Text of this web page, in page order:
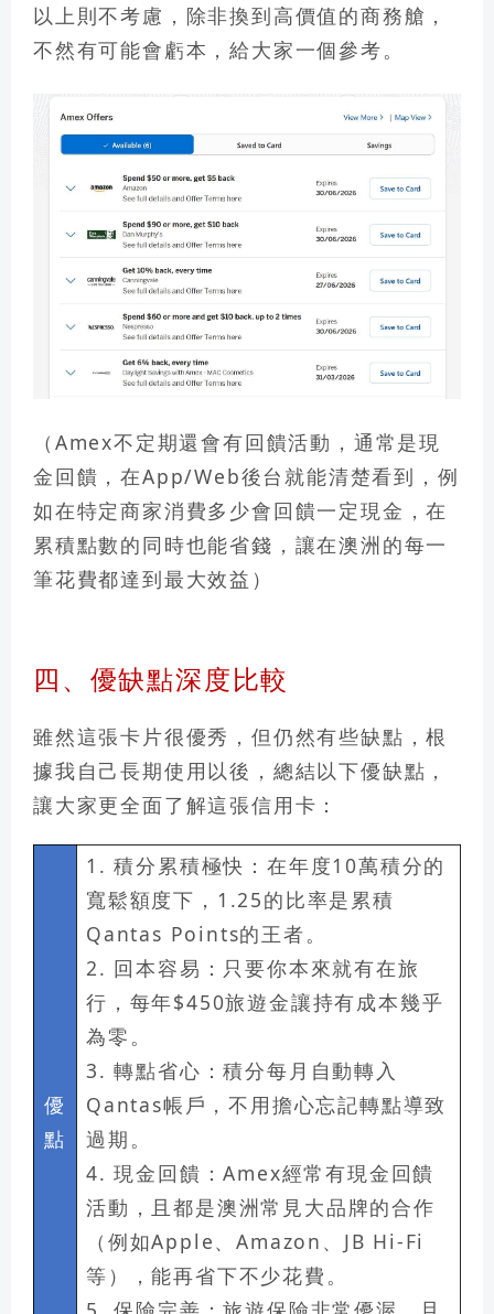
以上則不考慮，除非換到高價值的商務艙，
不然有可能會虧本 ，給大家一個參考。
（Amex不定期還會有回饋活動，通常是現
金回饋，在App/Web後台就能清楚看到，例
如在特定商家消費多少會回饋一定現金，在
累積點數的同時也能省錢，讓在澳洲的每一
筆花費都達到最大效益）
四、優缺點深度比較
雖然這張卡片很優秀，但仍然有些缺點，根
據我自己長期使用以後，總結以下優缺點，
讓大家更全面了解這張信用卡：
優
點
1.積分累積極快：在年度10萬積分的
寬鬆額度下，1.25的比率是累積
Qantas Points的王者。
2. 回本容易： 只要你本來就有在旅
行，每年$450旅遊金讓持有成本幾乎
為零。
3.轉點省心：積分每月自動轉入
Qantas帳戶，不用擔心忘記轉點導致
過期。
4.現金回饋：Amex經常有現金回饋
活動，且都是澳洲常見大品牌的合作
（例如Apple、Amazon、JB Hi-Fi
等），能再省下不少花費。